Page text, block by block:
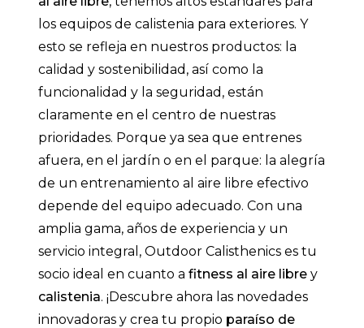
los equipos de calistenia para exteriores. Y
esto se refleja en nuestros productos: la
calidad y sostenibilidad, así como la
funcionalidad y la seguridad, están
claramente en el centro de nuestras
prioridades. Porque ya sea que entrenes
afuera, en el jardín o en el parque: la alegría
de un entrenamiento al aire libre efectivo
depende del equipo adecuado. Con una
amplia gama, años de experiencia y un
servicio integral, Outdoor Calisthenics es tu
socio ideal en cuanto afitness al aire libre y
calistenia. ¡Descubre ahora las novedades
innovadoras y crea tu propio paraíso de